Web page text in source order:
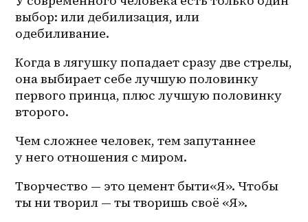
выбор: или дебилизация, или
одебиливание.
Когда в лягушку попадает сразу две стрелы,
она выбирает себе лучшую половинку
первого принца, плюс лучшую половинку
второго.
Чем сложнее человек, тем запутаннее
у него отношения с миром.
Творчество — это цемент быти«Я». Чтобы
ты ни творил — ты творишь своё «Я».